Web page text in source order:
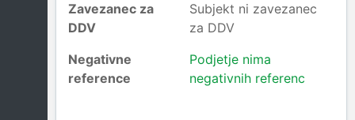
Zavezanec za
DDV
Subjekt ni zavezanec
za DDV
Negativne
reference
Podjetje nima
negativnih referenc